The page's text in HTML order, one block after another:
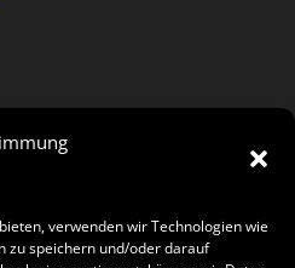
verwenden wir Technologien wie
zu speichern und/oder darauf